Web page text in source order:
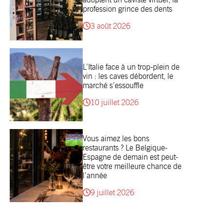
profession grince des dents
3 août 2026
L’Italie face à un trop-plein de
vin : les caves débordent, le
marché s’essouffle
10 juillet 2026
Vous aimez les bons
restaurants ? Le Belgique-
Espagne de demain est peut-
être votre meilleure chance de
l’année
9 juillet 2026